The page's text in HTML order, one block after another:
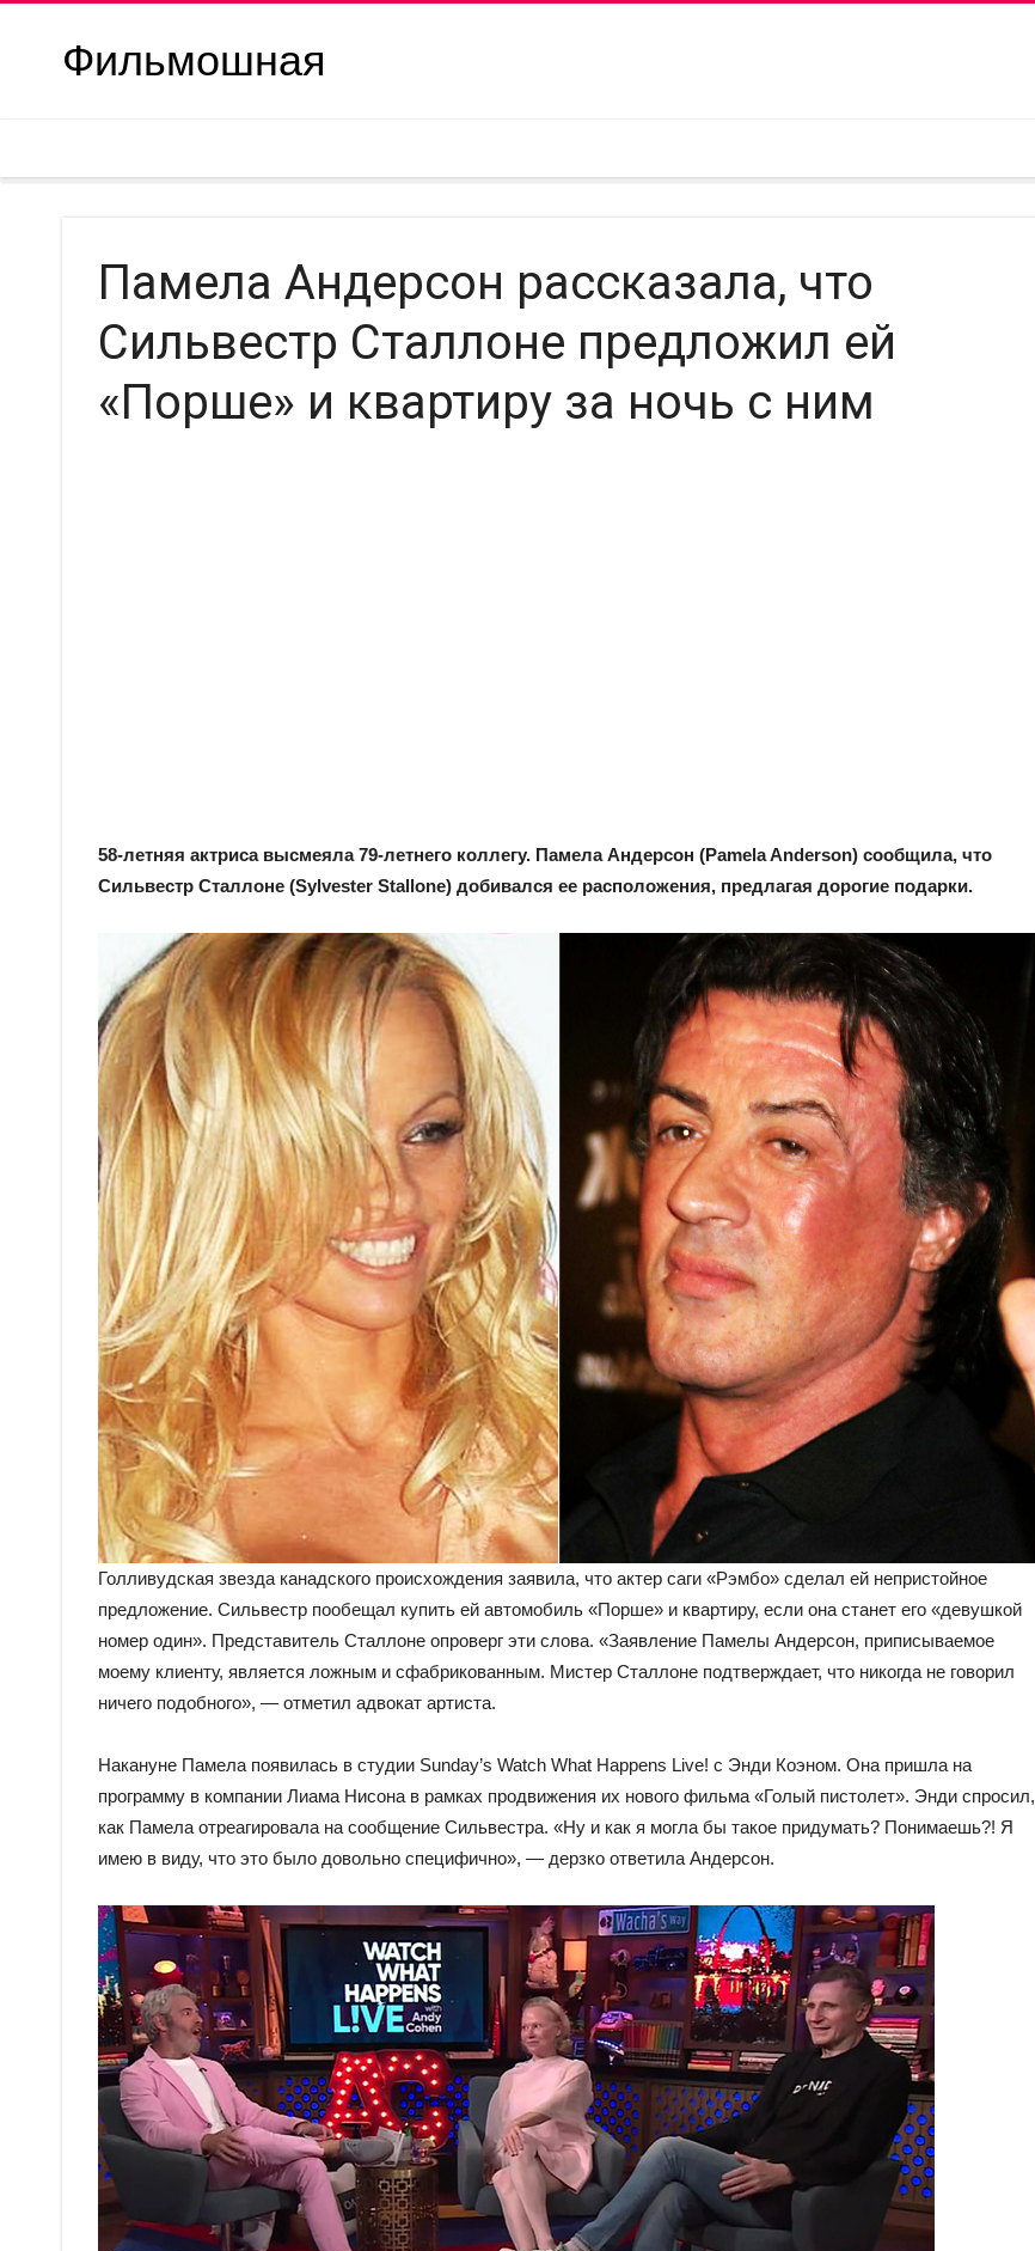
Фильмошная
Памела Андерсон рассказала, что
Сильвестр Сталлоне предложил ей
«Порше» и квартиру за ночь с ним
58-летняя актриса высмеяла 79-летнего коллегу. Памела Андерсон (Pamela Anderson) сообщила, что
Сильвестр Сталлоне (Sylvester Stallone) добивался ее расположения, предлагая дорогие подарки.
Голливудская звезда канадского происхождения заявила, что актер саги «Рэмбо» сделал ей непристойное
предложение. Сильвестр пообещал купить ей автомобиль «Порше» и квартиру, если она станет его «девушкой
номер один». Представитель Сталлоне опроверг эти слова. «Заявление Памелы Андерсон, приписываемое
моему клиенту, является ложным и сфабрикованным. Мистер Сталлоне подтверждает, что никогда не говорил
ничего подобного», — отметил адвокат артиста.
Накануне Памела появилась в студии Sunday’s Watch What Happens Live! с Энди Коэном. Она пришла на
программу в компании Лиама Нисона в рамках продвижения их нового фильма «Голый пистолет». Энди спросил,
как Памела отреагировала на сообщение Сильвестра. «Ну и как я могла бы такое придумать? Понимаешь?! Я
имею в виду, что это было довольно специфично», — дерзко ответила Андерсон.